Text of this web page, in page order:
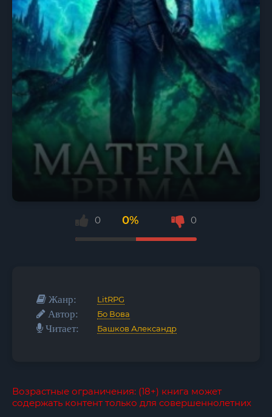
0 0% 0
Жанр: LitRPG
Автор: Бо Вова
Читает: Башков Александр
Возрастные ограничения: (18+) книга может
содержать контент только для совершеннолетних